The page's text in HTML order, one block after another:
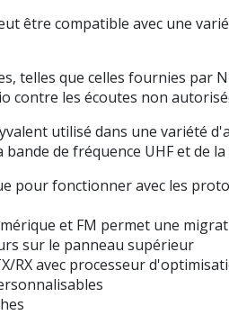
être compatible avec une
telles que celles fournies par
contre les écoutes non
utilisé dans une variété
de fréquence UHF et de
pour fonctionner avec les
et FM permet une
sur le panneau supérieur
RX avec processeur